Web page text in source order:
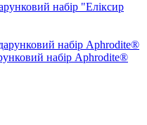
набір "Еліксир
набір Aphrodite®